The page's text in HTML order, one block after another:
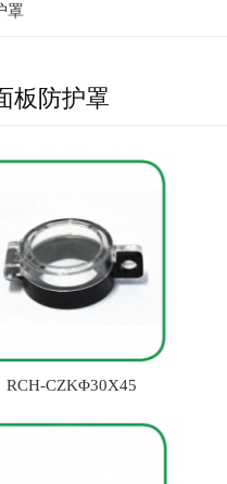
罩
板防护罩
RCH-CZKΦ30X45